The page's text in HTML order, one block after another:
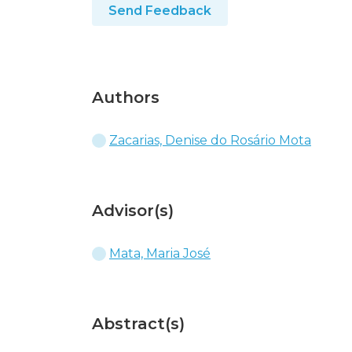
Send Feedback
Authors
Zacarias, Denise do Rosário Mota
Advisor(s)
Mata, Maria José
Abstract(s)